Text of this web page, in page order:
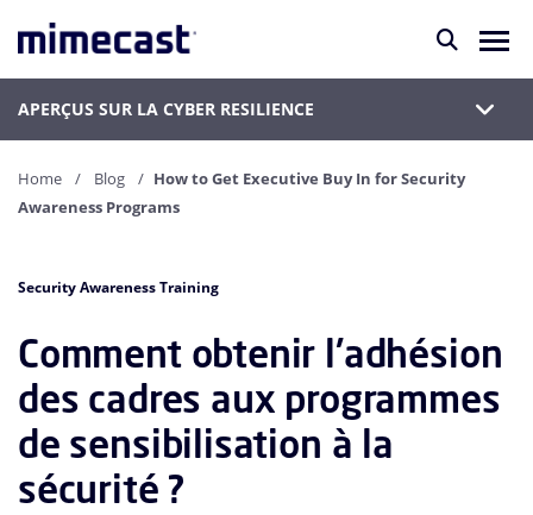
APERÇUS SUR LA CYBER RESILIENCE
Home Blog
How to Get Executive Buy In for Security
Awareness Programs
Security Awareness Training
Comment obtenir l'adhésion
des cadres aux programmes
de sensibilisation à la
sécurité ?